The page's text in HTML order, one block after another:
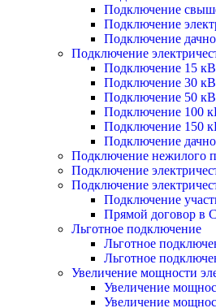
Подключение
Подключение
Подключение
Подключение
Подключение 15
Подключение 30
Подключение 50
Подключение 100
Подключение 150
Подключение
Подключение нежилого
Подключение
Подключение
Подключение
Прямой договор в
Льготное подключение
Льготное
Льготное
Увеличение мощности
Увеличение
Увеличение